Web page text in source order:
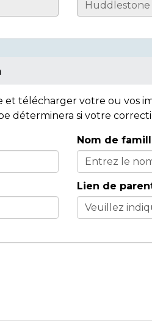
télécharger votre ou vos
déterminera si votre
Nom de
Lien de